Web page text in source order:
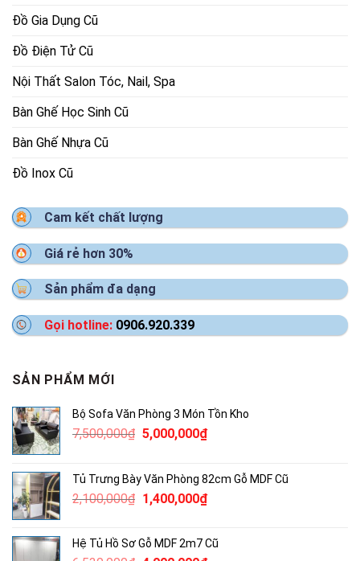
Đồ Gia Dụng Cũ
Đồ Điện Tử Cũ
Nội Thất Salon Tóc, Nail, Spa
Bàn Ghế Học Sinh Cũ
Bàn Ghế Nhựa Cũ
Đồ Inox Cũ
Cam kết chất lượng
Giá rẻ hơn 30%
Sản phẩm đa dạng
Gọi hotline: 0906.920.339
SẢN PHẨM MỚI
Bộ Sofa Văn Phòng 3 Món Tồn Kho
7,500,000₫ Giá
7,500,000₫.
5,000,000₫Giá
là:
5,000,000₫.
Tủ Trưng Bày Văn Phòng 82cm Gỗ MDF Cũ
2,100,000₫ Giá
2,100,000₫.
1,400,000₫Giá
là:
Hệ Tủ Hồ Sơ Gỗ MDF 2m7 Cũ